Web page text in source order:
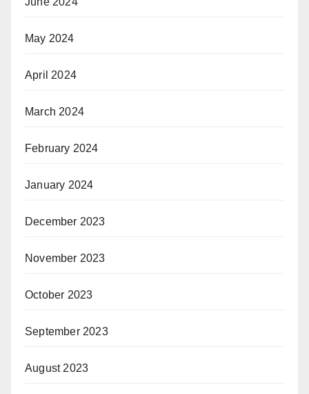
May 2024
April 2024
March 2024
February 2024
January 2024
December 2023
November 2023
October 2023
September 2023
August 2023